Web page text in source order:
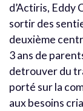
d’Actiris, Eddy
sortir des
deuxième
3 ans de
detrouver du
porté sur la
aux besoins